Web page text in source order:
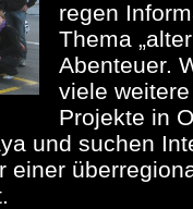
regen
Thema
Abenteuer.
viele
Projekte in
und suchen
einer